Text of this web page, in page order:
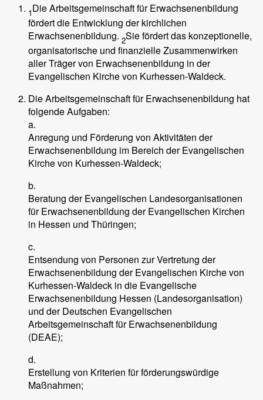
1Die Arbeitsgemeinschaft für Erwachsenenbildung
fördert die Entwicklung der kirchlichen
Erwachsenenbildung. 2Sie fördert das konzeptionelle,
organisatorische und finanzielle Zusammenwirken
aller Träger von Erwachsenenbildung in der
Evangelischen Kirche von Kurhessen-Waldeck.
Die Arbeitsgemeinschaft für Erwachsenenbildung hat
folgende Aufgaben:
a.
Anregung und Förderung von Aktivitäten der
Erwachsenenbildung im Bereich der Evangelischen
Kirche von Kurhessen-Waldeck;
b.
Beratung der Evangelischen Landesorganisationen
für Erwachsenenbildung der Evangelischen Kirchen
in Hessen und Thüringen;
c.
Entsendung von Personen zur Vertretung der
Erwachsenenbildung der Evangelischen Kirche von
Kurhessen-Waldeck in die Evangelische
Erwachsenenbildung Hessen (Landesorganisation)
und der Deutschen Evangelischen
Arbeitsgemeinschaft für Erwachsenenbildung
(DEAE);
d.
Erstellung von Kriterien für förderungswürdige
Maßnahmen;